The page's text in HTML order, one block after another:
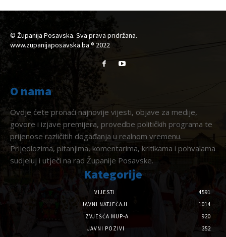
© Županija Posavska. Sva prava pridržana.
www.zupanijaposavska.ba ® 2022
O nama
Ovdje ćete pronaći najnovije vijesti, objave za medije,
govore i izjave premijera, provedbe političkih programa te
prijenose različitih događanja u realnom vremenu.
Prijedlozima, pitanjima, komentarima, kritikama i pohvalama
sudjeluj i utječi na rad Županije Posavske.
Kategorije
VIJESTI
4591
JAVNI NATJEČAJI
1014
IZVJEŠĆA MUP-A
920
JAVNI POZIVI
352